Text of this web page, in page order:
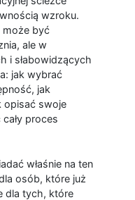
wzroku.
może być
ale w
i słabowidzących
jak wybrać
jak
opisać swoje
proces
właśnie na ten
osób, które już
dla tych, które